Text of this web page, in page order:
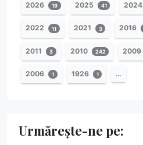
2026 19 2025 41 2024
2022 11 2021 3 2016
2011 3 2010 242 2009
2006 1 1926 1 …
Urmărește-ne pe: